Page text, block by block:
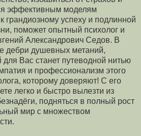
эффективным моделям
грандиозному успеху и подлинной
поможет опытный психолог и
Александрович Седов. В
дебри душевных метаний,
для Вас станет путеводной нитью
и профессионализм этого
которому доверяют! С его
легко и быстро вылезти из
подняться в полный рост
мир с множеством